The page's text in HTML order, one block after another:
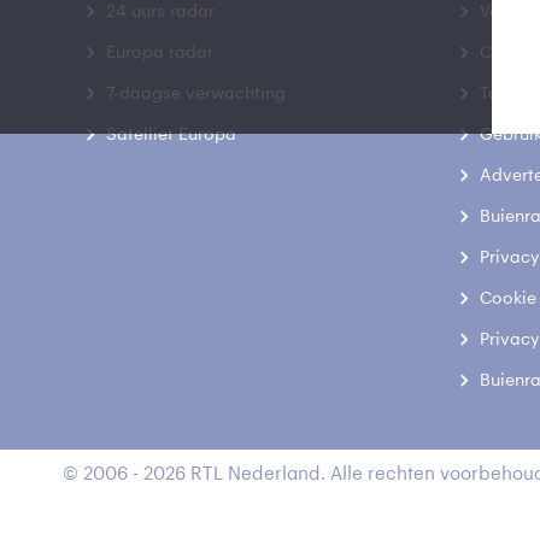
24 uurs radar
Europa radar
7-daagse verwachting
Satelliet Europa
Contact
© 2006 - 2026 RTL Nederland. Alle rechten